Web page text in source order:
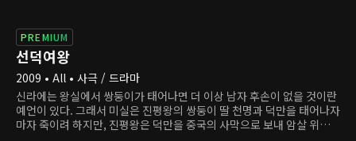
PREMIUM
선덕여왕
2009 • All • 사극 / 드라마
신라에는 왕실에서 쌍둥이가 태어나면 더 이상 남자 후손이 없을 것이란
예언이 있다. 그래서 미실은 진평왕의 쌍둥이 딸 천명과 덕만을 태어나자
마자 죽이려 하지만, 진평왕은 덕만을 중국의 사막으로 보내 암살 위협을